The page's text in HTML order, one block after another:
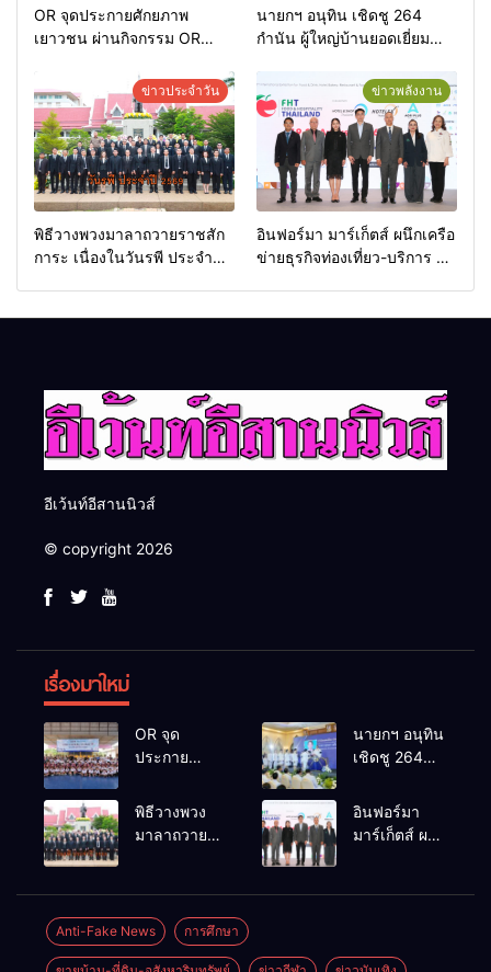
OR จุดประกายศักยภาพ
เยาวชน ผ่านกิจกรรม OR
นายกฯ อนุทิน เชิดชู 264
กำนัน ผู้ใหญ่บ้านยอดเยี่ยม
เกียรติยศแห่งการเสียสละ”
ข่าวประจำวัน
พิธีวางพวงมาลาถวายราชสัก
การะ เนื่องในวันรพี ประจำปี
ข่าวพลังงาน
อินฟอร์มา มาร์เก็ตส์ ผนึกเครือ
ข่ายธุรกิจท่องเที่ยว-บริการ จัด
อีเว้นท์อีสานนิวส์
© copyright 2026
เรื่องมาใหม่
OR จุด
ประกาย
เยาวชน ผ่าน
นายกฯ อนุทิน
เชิดชู 264
บ้านยอดเยี่ยม
มอบแหนบ
เกียรติยศแห่ง
พิธีวางพวง
มาลาถวาย
2569 และ
การแข่งขัน
อินฟอร์มา
มาร์เก็ตส์ ผนึก
Anti-Fake News การศึกษา